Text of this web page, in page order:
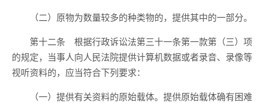
（二）原物为数量较多的种类物的，提供其中的一部分。
第十二条 根据行政诉讼法第三十一条第一款第（三）项
的规定，当事人向人民法院提供计算机数据或者录音、录像等
视听资料的，应当符合下列要求：
（一）提供有关资料的原始载体。提供原始载体确有困难